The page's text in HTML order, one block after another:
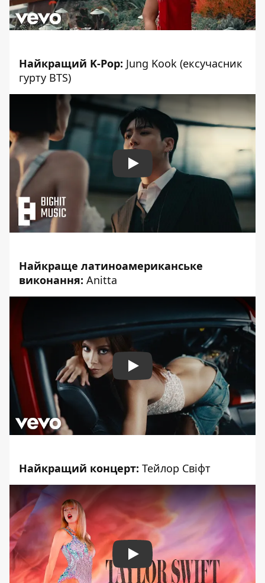
Найкращий K-Pop: Jung Kook (ексучасник
гурту BTS)
Play
Найкраще латиноамериканське
виконання: Anitta
Play
Найкращий концерт: Тейлор Свіфт
Play